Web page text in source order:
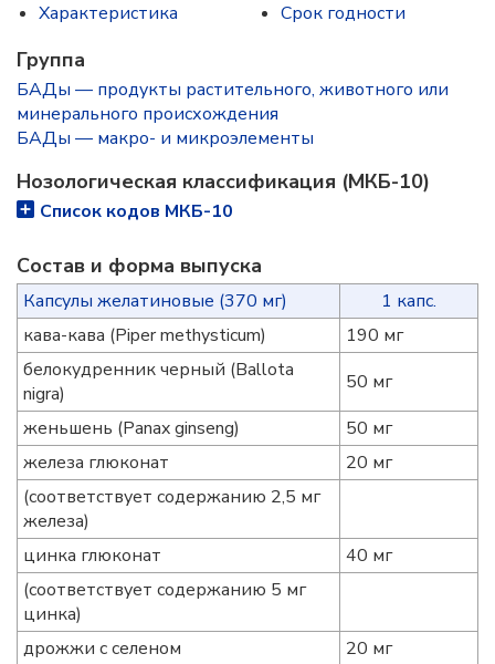
Характеристика
Срок годности
Группа
БАДы — продукты растительного, животного или
минерального происхождения
БАДы — макро- и микроэлементы
Нозологическая классификация (МКБ-10)
Список кодов МКБ-10
Состав и форма выпуска
Капсулы желатиновые (370 мг)
1 капс.
кава-кава (Piper methysticum)
190 мг
белокудренник черный (Ballota
nigra)
50 мг
женьшень (Panax ginseng)
50 мг
железа глюконат
20 мг
(соответствует содержанию 2,5 мг
железа)
цинка глюконат
40 мг
(соответствует содержанию 5 мг
цинка)
дрожжи с селеном
20 мг